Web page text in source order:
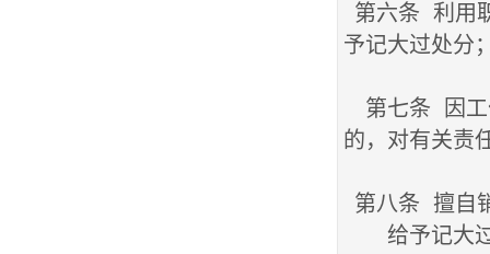
第六条 利用
予记大过处分
第七条 因工
的，对有关责
第八条 擅自
给予记大